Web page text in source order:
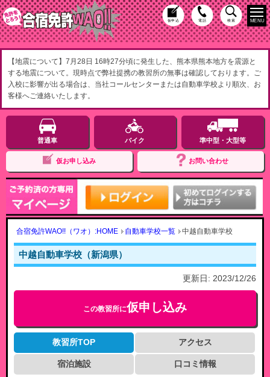
仮申込 電話 検索
【地震について】7月28日 16時27分頃に発生した、熊本県熊本地方を震源と
する地震について。現時点で弊社提携の教習所の無事は確認しております。ご
入校に影響が出る場合は、当社コールセンターまたは自動車学校より順次、お
客様へご連絡いたします。
普通車 バイク 準中型・大型等
仮お申し込み お問い合わせ
MENU
合宿免許WAO!!（ワオ）:HOME 自動車学校一覧 中越自動車学校
中越自動車学校（新潟県）
更新日: 2023/12/26
この教習所に仮申し込み
教習所TOP アクセス
宿泊施設 口コミ情報